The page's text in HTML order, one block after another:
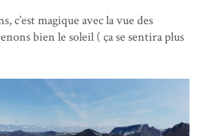
c’est magique avec la vue des
bien le soleil ( ça se sentira plus